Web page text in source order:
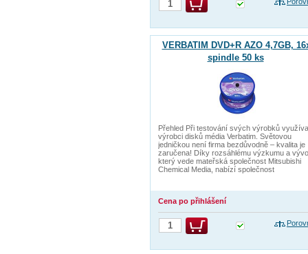
VERBATIM DVD+R AZO 4,7GB,
spindle 50 ks
Přehled Při testování svých výrobků
výrobci disků média Verbatim. Světovou
jedničkou není firma bezdůvodně – kvalita je
zaručena! Díky rozsáhlému výzkumu a
který vede mateřská společnost Mitsubishi
Chemical Media, nabízí společnost
Cena po přihlášení